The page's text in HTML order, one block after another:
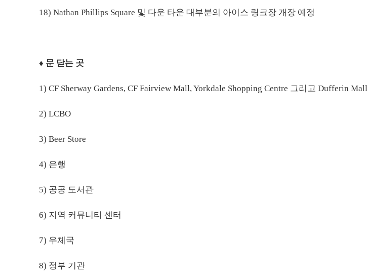
18) Nathan Phillips Square 및 다운 타운 대부분의 아이스 링크장 개장 예정
♦ 문 닫는 곳
1) CF Sherway Gardens, CF Fairview Mall, Yorkdale Shopping Centre 그리고 Dufferin Mall
2) LCBO
3) Beer Store
4) 은행
5) 공공 도서관
6) 지역 커뮤니티 센터
7) 우체국
8) 정부 기관